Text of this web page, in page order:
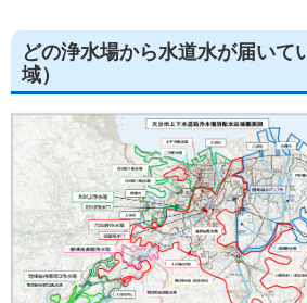
どの浄水場から水道水が届いて
域）